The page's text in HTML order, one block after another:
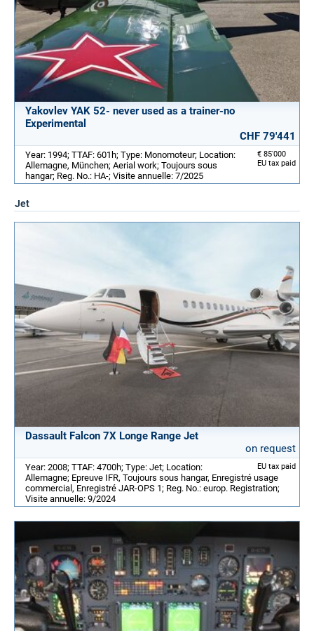
Yakovlev YAK 52- never used as a trainer-no
Experimental
CHF 79'441
€ 85'000
EU tax paid
Year: 1994; TTAF: 601h; Type: Monomoteur; Location:
Allemagne, München; Aerial work; Toujours sous
hangar; Reg. No.: HA-; Visite annuelle: 7/2025
Jet
Dassault Falcon 7X Longe Range Jet
on request
EU tax paid
Year: 2008; TTAF: 4700h; Type: Jet; Location:
Allemagne; Epreuve IFR, Toujours sous hangar, Enregistré usage
commercial, Enregistré JAR-OPS 1; Reg. No.: europ. Registration;
Visite annuelle: 9/2024